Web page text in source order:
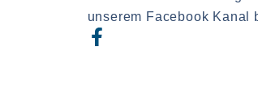
unserem Facebook Kanal